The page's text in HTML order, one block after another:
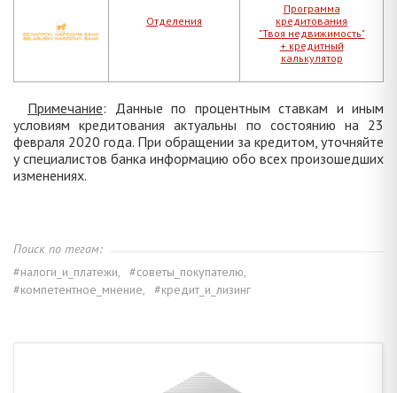
Отделения
Программа
кредитования
"Твоя недвижимость"
+ кредитный
калькулятор
Примечание: Данные по процентным ставкам и иным
условиям кредитования актуальны по состоянию на 23
февраля 2020 года. При обращении за кредитом, уточняйте
у специалистов банка информацию обо всех произошедших
изменениях.
Поиск по тегам:
#налоги_и_платежи,
#советы_покупателю,
#компетентное_мнение,
#кредит_и_лизинг